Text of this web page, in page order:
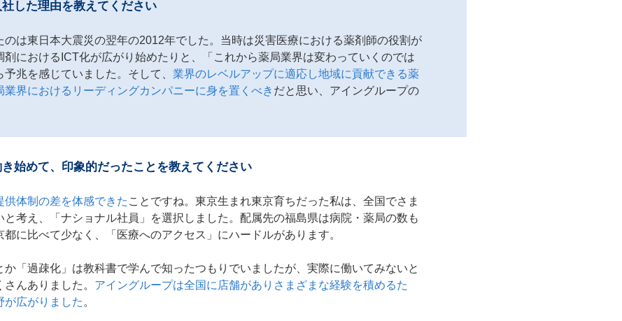
した理由を教えてください
のは東日本大震災の翌年の2012年でした。当時は災害医療における薬剤師の役割が
剤におけるICT化が広がり始めたりと、「これから薬局業界は変わっていくのでは
兆を感じていました。そして、 業界のレベルアップに適応し地域に貢献できる薬
界におけるリーディングカンパニーに身を置くべき だと思い、アイングループの
始めて、印象的だったことを教えてください
体制の差を体感できた ことですね。東京生まれ東京育ちだった私は、全国でさま
と考え、「ナショナル社員」を選択しました。配属先の福島県は病院・薬局の数も
に比べて少なく、「医療へのアクセス」にハードルがあります。
か「過疎化」は教科書で学んで知ったつもりでいましたが、実際に働いてみないと
んありました。 アイングループは全国に店舗がありさまざまな経験を積めるた
が広がりました 。